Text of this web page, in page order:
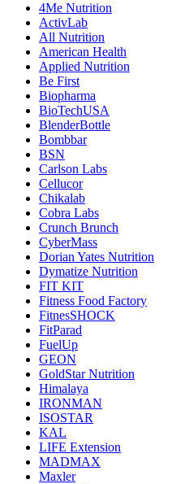
4Me Nutrition
ActivLab
All Nutrition
American Health
Applied Nutrition
Be First
Biopharma
BioTechUSA
BlenderBottle
Bombbar
BSN
Carlson Labs
Cellucor
Chikalab
Cobra Labs
Crunch Brunch
CyberMass
Dorian Yates Nutrition
Dymatize Nutrition
FIT KIT
Fitness Food Factory
FitnesSHOCK
FitParad
FuelUp
GEON
GoldStar Nutrition
Himalaya
IRONMAN
ISOSTAR
KAL
LIFE Extension
MADMAX
Maxler